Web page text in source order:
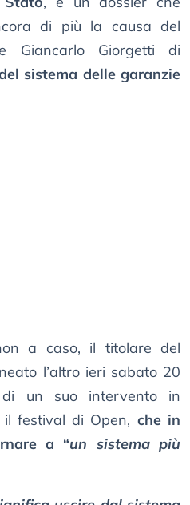
di più la causa del
Giancarlo Giorgetti di
sistema delle garanzie
a caso, il titolare del
l’altro ieri sabato 20
di un suo intervento in
il festival di Open, che in
a “un sistema più